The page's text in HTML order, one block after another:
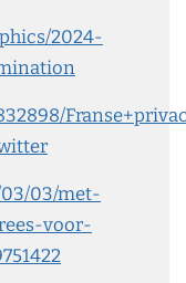
2024-
03/met-
voor-